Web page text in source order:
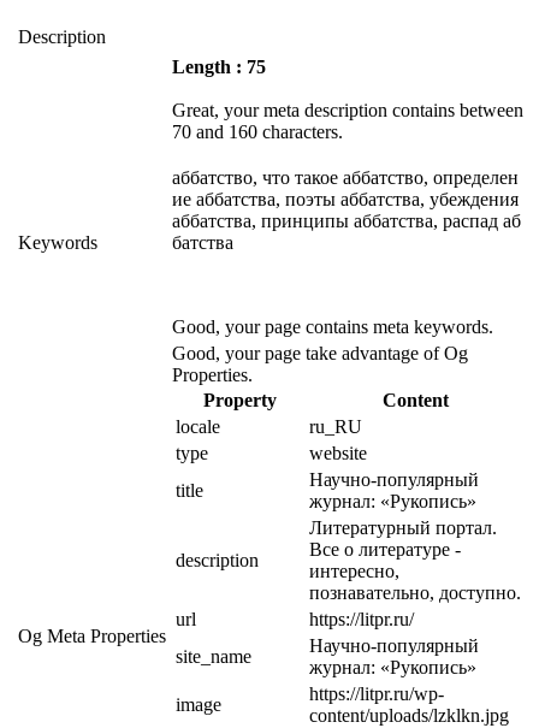
Description
Length : 75
Great, your meta description contains between
70 and 160 characters.
Keywords
аббатство, что такое аббатство, определен
ие аббатства, поэты аббатства, убеждения
аббатства, принципы аббатства, распад аб
батства
Good, your page contains meta keywords.
Og Meta Properties
Good, your page take advantage of Og
Properties.
Property
Content
locale
ru_RU
type
website
title
Научно-популярный
журнал: «Рукопись»
description
Литературный портал.
Все о литературе -
интересно,
познавательно, доступно.
url
https://litpr.ru/
site_name
Научно-популярный
журнал: «Рукопись»
image
https://litpr.ru/wp-
content/uploads/lzklkn.jpg